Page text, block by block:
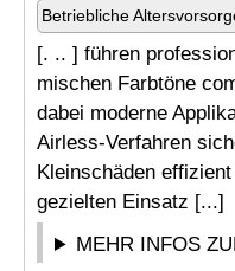
Betriebliche
[. .. ] führen
mischen Farbtöne
dabei moderne
Airless-Verfahren
Kleinschäden
gezielten Einsatz [...]
MEHR INFOS